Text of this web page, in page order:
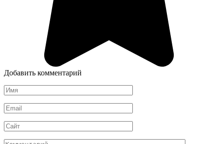
Добавить комментарий
Имя
*
Email
*
Сайт